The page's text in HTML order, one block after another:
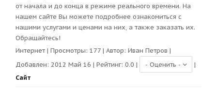
от начала и до конца в режиме реального времени. На
нашем сайте Вы можете подробнее ознакомиться с
нашими услугами и ценами на них, а также заказать их.
Обращайтесь!
Интернет | Просмотры: 177 | Автор: Иван Петров |
Добавлен: 2012 Май 16 | Рейтинг: 0.0 |
|
Сайт